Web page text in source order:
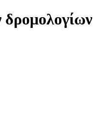
δρομολογίων